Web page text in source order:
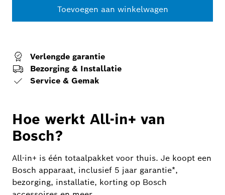
Toevoegen aan winkelwagen
Verlengde garantie
Bezorging & Installatie
Service & Gemak
Hoe werkt All-in+ van
Bosch?
All-in+ is één totaalpakket voor thuis. Je koopt een
Bosch apparaat, inclusief 5 jaar garantie*,
bezorging, installatie, korting op Bosch